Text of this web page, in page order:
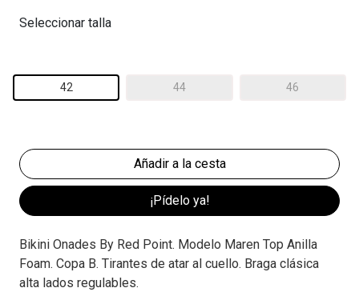
Seleccionar talla
42 44 46
¡Pídelo ya!
Bikini Onades By Red Point. Modelo Maren Top Anilla
Foam. Copa B. Tirantes de atar al cuello. Braga clásica
alta lados regulables.